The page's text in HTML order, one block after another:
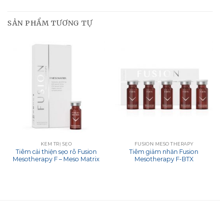
SẢN PHẨM TƯƠNG TỰ
KEM TRỊ SẸO
Tiêm cải thiện sẹo rỗ Fusion
Mesotherapy F – Meso Matrix
FUSION MESO THERAPY
Tiêm giảm nhăn Fusion
Mesotherapy F-BTX